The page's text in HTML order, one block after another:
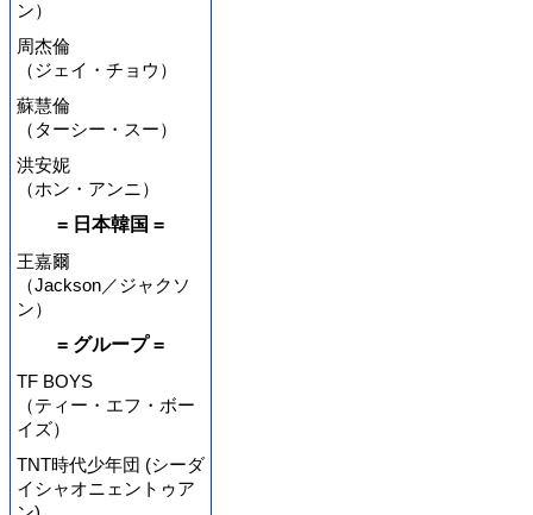
ン）
周杰倫
（ジェイ・チョウ）
蘇慧倫
（ターシー・スー）
洪安妮
（ホン・アンニ）
= 日本韓国 =
王嘉爾
（Jackson／ジャクソ
ン）
= グループ =
TF BOYS
（ティー・エフ・ボー
イズ）
TNT時代少年団 (シーダ
イシャオニェントゥア